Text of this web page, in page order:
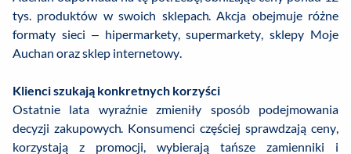
tys. produktów w swoich sklepach. Akcja obejmuje różne
formaty sieci – hipermarkety, supermarkety, sklepy Moje
Auchan oraz sklep internetowy.
Klienci szukają konkretnych korzyści
Ostatnie lata wyraźnie zmieniły sposób podejmowania
decyzji zakupowych. Konsumenci częściej sprawdzają ceny,
korzystają z promocji, wybierają tańsze zamienniki i